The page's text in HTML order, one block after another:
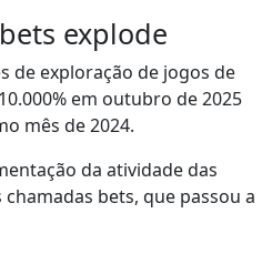
explode
de exploração de jogos de
em outubro de 2025
mês de 2024.
da atividade das
bets, que passou a